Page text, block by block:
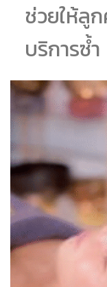
ช่วยให้ลู
บริการซ้ำ